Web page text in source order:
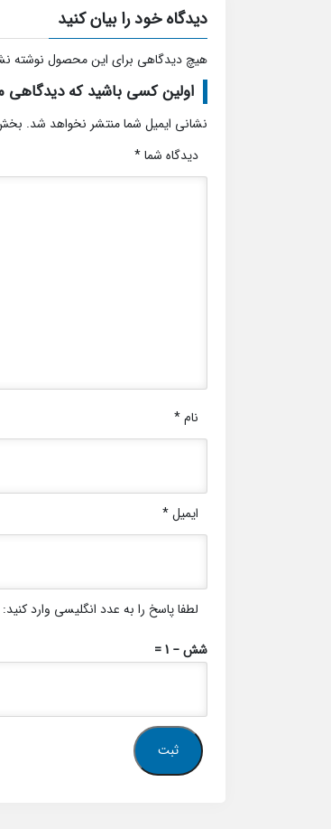
دیدگاه خود را بیان کنید
هیچ دیدگاهی برای این محصول نوشته
اولین کسی باشید که دیدگاهی
نشانی ایمیل شما منتشر نخواهد شد.
دیدگاه شما*
نام*
ایمیل*
لطفا پاسخ را به عدد انگلیسی وارد کنید:
شش − 1 =